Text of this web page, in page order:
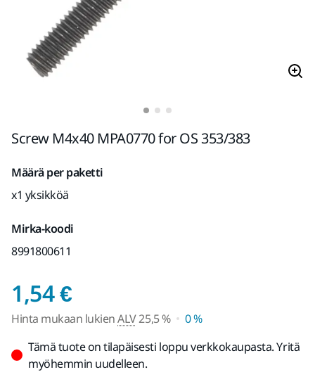
Screw M4x40 MPA0770 for OS 353/383
Määrä per paketti
x1 yksikköä
Mirka-koodi
8991800611
1,54 €Hinta mukaan lukien
Hinta mukaan lukienALV25,5 %
0 %
Tämä tuote on tilapäisesti loppu verkkokaupasta. Yritä
myöhemmin uudelleen.